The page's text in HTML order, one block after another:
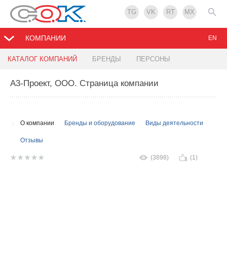
TG VK RT MX
КОМПАНИИ
КАТАЛОГ КОМПАНИЙ БРЕНДЫ ПЕРСОНЫ
EN
А3-Проект, ООО. Страница компании
О компании Бренды и оборудование Виды деятельности
Отзывы
(3898) (1)